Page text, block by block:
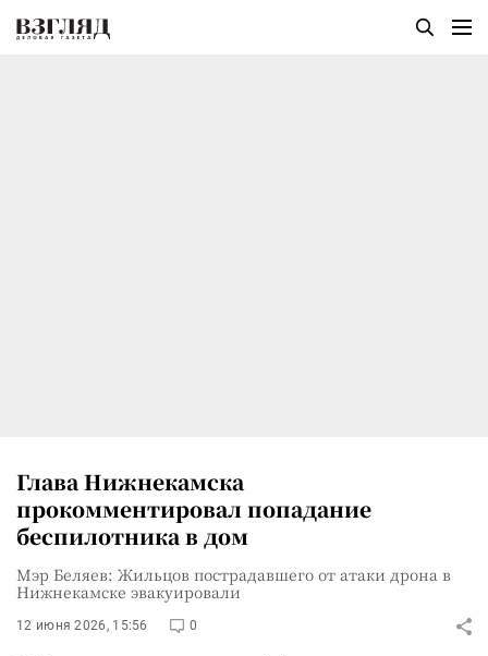
Глава Нижнекамска
прокомментировал попадание
беспилотника в дом
Мэр Беляев: Жильцов пострадавшего от атаки дрона в
Нижнекамске эвакуировали
12 июня 2026, 15:56 0